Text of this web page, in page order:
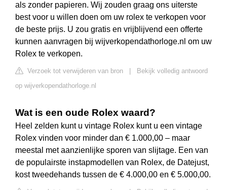
als zonder papieren. Wij zouden graag ons uiterste
best voor u willen doen om uw rolex te verkopen voor
de beste prijs. U zou gratis en vrijblijvend een offerte
kunnen aanvragen bij wijverkopendathorloge.nl om uw
Rolex te verkopen.
Verzoek tot verwijderen van bron
Bekijk volledig antwoord
op wijverkopendathorloge.nl
Wat is een oude Rolex waard?
Heel zelden kunt u vintage Rolex kunt u een vintage
Rolex vinden voor minder dan € 1.000,00 – maar
meestal met aanzienlijke sporen van slijtage. Een van
de populairste instapmodellen van Rolex, de Datejust,
kost tweedehands tussen de € 4.000,00 en € 5.000,00.